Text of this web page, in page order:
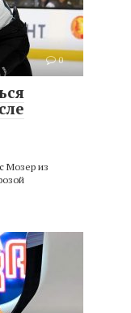
0
Мозер из